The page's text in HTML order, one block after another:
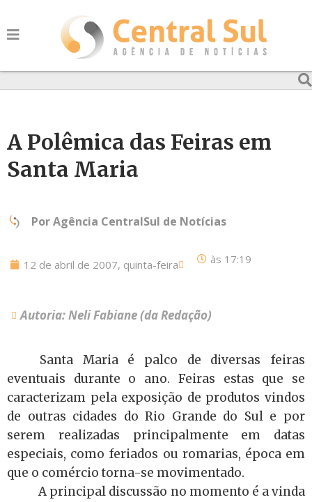
A Polêmica das Feiras em
Santa Maria
PorAgência CentralSul de Notícias
12 de abril de 2007, quinta-feira às 17:19
Autoria: Neli Fabiane (da Redação)
Santa Maria é palco de diversas feiras
eventuais durante o ano. Feiras estas que se
caracterizam pela exposição de produtos vindos
de outras cidades do Rio Grande do Sul e por
serem realizadas principalmente em datas
especiais, como feriados ou romarias, época em
que o comércio torna-se movimentado.
A principal discussão no momento é a vinda